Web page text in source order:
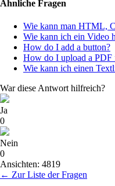
Ähnliche Fragen
Wie kann man HTML,
Wie kann ich ein Video
How do I add a button?
How do I upload a PDF
Wie kann ich einen
War diese Antwort hilfreich?
Ja
0
Nein
0
Ansichten: 4819
← Zur Liste der Fragen